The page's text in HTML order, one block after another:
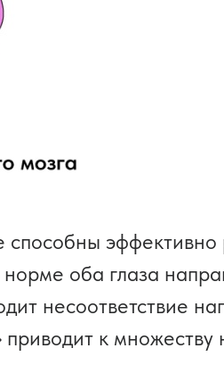
эффективно
оба глаза
несоответствие
к множеству